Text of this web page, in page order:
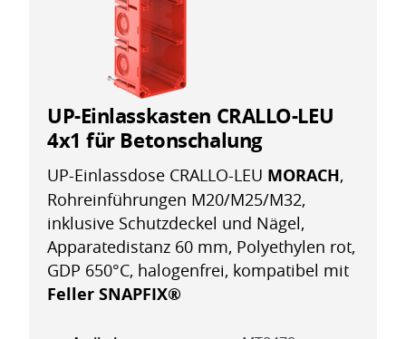
UP-Einlasskasten CRALLO-LEU
4x1 für Betonschalung
UP-Einlassdose CRALLO-LEU MORACH,
Rohreinführungen M20/M25/M32,
inklusive Schutzdeckel und Nägel,
Apparatedistanz 60 mm, Polyethylen rot,
GDP 650°C, halogenfrei, kompatibel mit
Feller SNAPFIX®